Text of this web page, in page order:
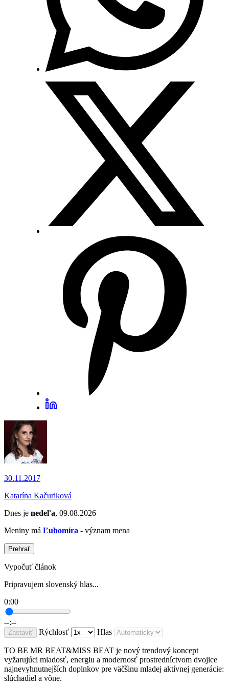
30.11.2017
Katarína Kačuriková
Dnes je nedeľa, 09.08.2026
Meniny má Ľubomíra - význam mena
Prehrať
Vypočuť článok
Pripravujem slovenský hlas...
0:00
--:--
Zastaviť Rýchlosť Hlas
TO BE MR BEAT&MISS BEAT je nový trendový koncept
vyžarujúci mladosť, energiu a modernosť prostredníctvom dvojice
najnevyhnutnejších doplnkov pre väčšinu mladej aktívnej generácie:
slúchadiel a vône.